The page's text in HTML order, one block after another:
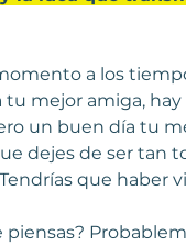
a los
mejor amiga, hay
un buen día tu
dejes de ser tan
que haber
piensas?